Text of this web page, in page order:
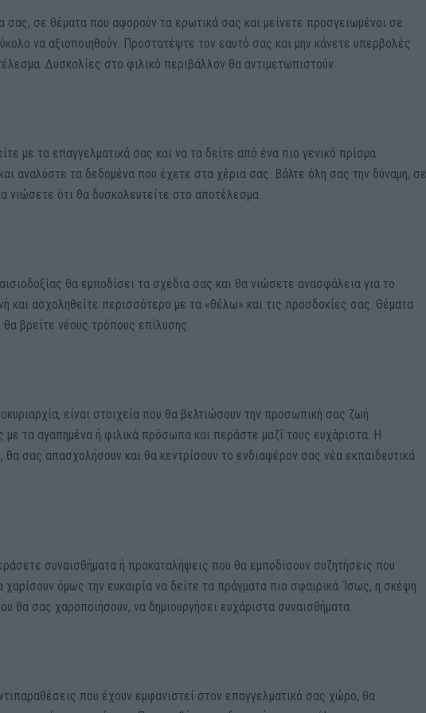
σας, σε θέματα που αφορούν τα ερωτικά σας και μείνετε προσγειωμένοι σε
να αξιοποιηθούν. Προστατέψτε τον εαυτό σας και μην κάνετε υπερβολές
Δυσκολίες στο φιλικό περιβάλλον θα αντιμετωπιστούν.
με τα επαγγελματικά σας και να τα δείτε από ένα πιο γενικό πρίσμα.
αναλύστε τα δεδομένα που έχετε στα χέρια σας. Βάλτε όλη σας την δύναμη, σε
νιώσετε ότι θα δυσκολευτείτε στο αποτέλεσμα.
θα εμποδίσει τα σχέδια σας και θα νιώσετε ανασφάλεια για το
και ασχοληθείτε περισσότερο με τα «θέλω» και τις προσδοκίες σας. Θέματα
θα βρείτε νέους τρόπους επίλυσης.
είναι στοιχεία που θα βελτιώσουν την προσωπική σας ζωή.
τα αγαπημένα ή φιλικά πρόσωπα και περάστε μαζί τους ευχάριστα. Η
σας απασχολήσουν και θα κεντρίσουν το ενδιαφέρον σας νέα εκπαιδευτικά
συναισθήματα ή προκαταλήψεις που θα εμποδίσουν συζητήσεις που
όμως την ευκαιρία να δείτε τα πράγματα πιο σφαιρικά. Ίσως, η σκέψη
θα σας χαροποιήσουν, να δημιουργήσει ευχάριστα συναισθήματα.
που έχουν εμφανιστεί στον επαγγελματικό σας χώρο, θα